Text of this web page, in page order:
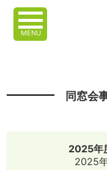
MENU
同窓会
2025年
2025